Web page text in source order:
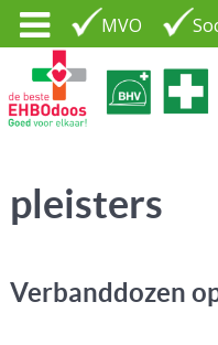
MVO
PSO30+
Tel. 035 - 7370265
CONTACT
pleisters
Verbanddozen